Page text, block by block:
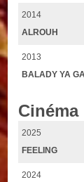
2014
ALROUH
2013
BALADY YA
Cinéma
2025
FEELING
2024